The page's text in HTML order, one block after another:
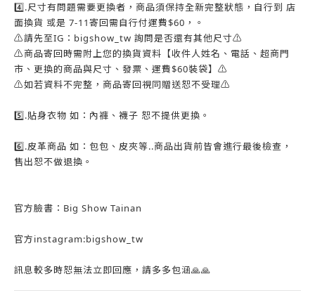
4️⃣.尺寸有問題需要更換者，商品須保持全新完整狀態，自行到 店
面換貨 或是 7-11寄回需自行付運費$60，。
⚠️請先至IG：bigshow_tw 詢問是否還有其他尺寸⚠️
⚠️商品寄回時需附上您的換貨資料【收件人姓名、電話、超商門
市、更換的商品與尺寸、發票、運費$60裝袋】⚠️
⚠️如若資料不完整，商品寄回視同贈送恕不受理⚠️
5️⃣.貼身衣物 如：內褲、襪子 恕不提供更換。
6️⃣.皮革商品 如：包包、皮夾等..商品出貨前皆會進行最後檢查，
售出恕不做退換。
官方臉書：Big Show Tainan
官方instagram:bigshow_tw
訊息較多時恕無法立即回應，請多多包涵🙏🙏